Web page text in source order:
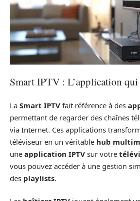
Smart IPTV : L’application
La Smart IPTV fait référence à des
permettant de regarder des chaînes
via Internet. Ces applications
téléviseur en un véritable hub
une application IPTV sur votre
vous pouvez accéder à une gestion
des playlists.